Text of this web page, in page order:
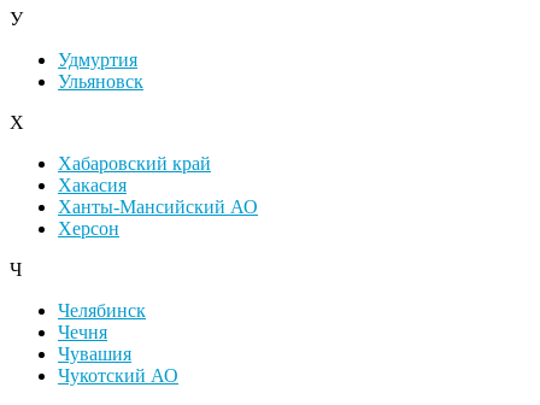
У
Удмуртия
Ульяновск
Х
Хабаровский край
Хакасия
Ханты-Мансийский АО
Херсон
Ч
Челябинск
Чечня
Чувашия
Чукотский АО